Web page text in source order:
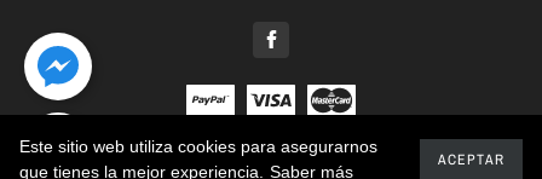
2020 - Motosierras Patiño
Este sitio web utiliza cookies para asegurarnos
que tienes la mejor experiencia.
Saber más
ACEPTAR